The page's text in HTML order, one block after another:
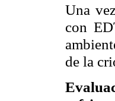
Una
con
de la